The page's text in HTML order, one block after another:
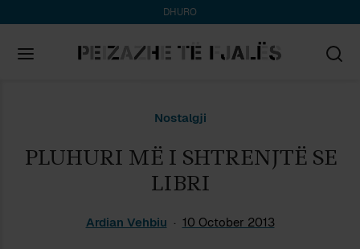
DHURO
Nostalgji
PLUHURI MË I SHTRENJTË SE
LIBRI
Ardian Vehbiu 10 October 2013